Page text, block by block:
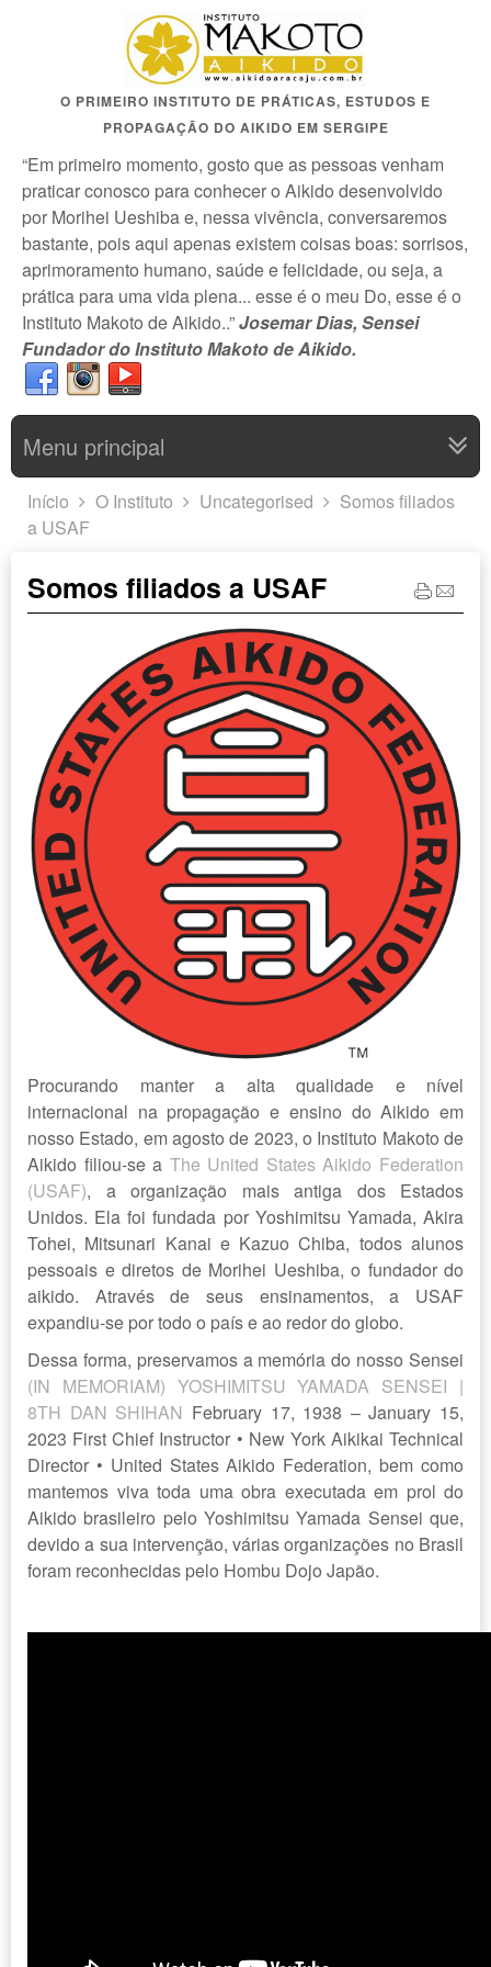
O PRIMEIRO INSTITUTO DE PRÁTICAS, ESTUDOS E
PROPAGAÇÃO DO AIKIDO EM SERGIPE
“Em primeiro momento, gosto que as pessoas venham
praticar conosco para conhecer o Aikido desenvolvido
por Morihei Ueshiba e, nessa vivência, conversaremos
bastante, pois aqui apenas existem coisas boas: sorrisos,
aprimoramento humano, saúde e felicidade, ou seja, a
prática para uma vida plena... esse é o meu Do, esse é o
Instituto Makoto de Aikido..”Josemar Dias, Sensei
Fundador do Instituto Makoto de Aikido.
Menu principal
Início O Instituto Uncategorised
Somos filiados
a USAF
Somos filiados a USAF
Procurando manter a alta qualidade e nível
internacional na propagação e ensino do Aikido em
nosso Estado, em agosto de 2023, o Instituto Makoto de
Aikido filiou-se a The United States Aikido Federation
(USAF), a organização mais antiga dos Estados
Unidos. Ela foi fundada por Yoshimitsu Yamada, Akira
Tohei, Mitsunari Kanai e Kazuo Chiba, todos alunos
pessoais e diretos de Morihei Ueshiba, o fundador do
aikido. Através de seus ensinamentos, a USAF
expandiu-se por todo o país e ao redor do globo.
Dessa forma, preservamos a memória do nosso Sensei
(IN MEMORIAM) YOSHIMITSU YAMADA SENSEI |
8TH DAN SHIHAN February 17, 1938 – January 15,
2023 First Chief Instructor • New York Aikikai Technical
Director • United States Aikido Federation, bem como
mantemos viva toda uma obra executada em prol do
Aikido brasileiro pelo Yoshimitsu Yamada Sensei que,
devido a sua intervenção, várias organizações no Brasil
foram reconhecidas pelo Hombu Dojo Japão.